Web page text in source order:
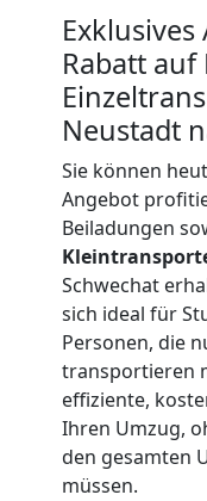
Rabatt
Neustadt
Sie können
Angebot
Beiladungen
Schwechat
sich ideal für
Personen, die
transportieren
effiziente,
Ihren Umzug,
den gesamten
müssen.
und
Lagerung
Wiener
Neustadt
Full-
Service-
Umzug